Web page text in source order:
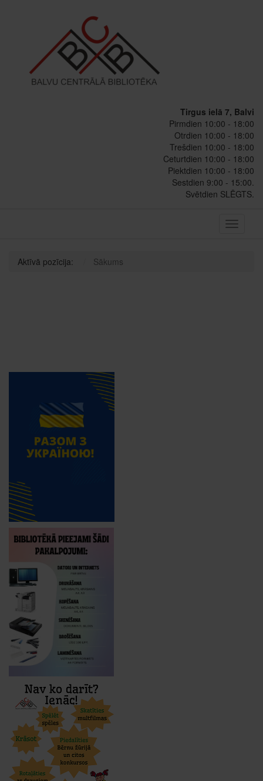
Tirgus ielā 7, Balvi
Pirmdien 10:00 - 18:00
Otrdien 10:00 - 18:00
Trešdien 10:00 - 18:00
Ceturtdien 10:00 - 18:00
Piektdien 10:00 - 18:00
Sestdien 9:00 - 15:00.
Svētdien SLĒGTS.
Toggle
Aktīvā pozīcija: Sākums